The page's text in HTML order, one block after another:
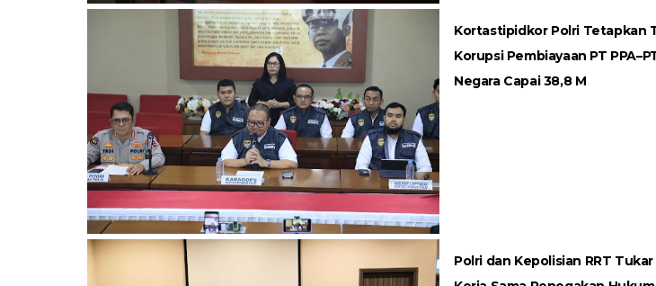
Kortastipidkor Polri Tetapkan
Korupsi Pembiayaan PT
Negara Capai 38,8 M
Polri dan Kepolisian RRT